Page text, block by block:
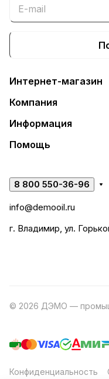
Интернет-магазин
Компания
Информация
Помощь
8 800 550-36-96
info@demooil.ru
г. Владимир, ул.
© 2026 ДЭМО —
Конфиденциальность